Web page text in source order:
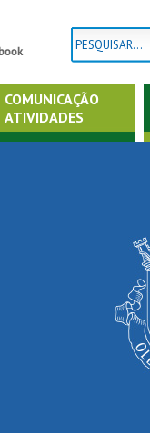
COMUNICAÇÃO
ATIVIDADES